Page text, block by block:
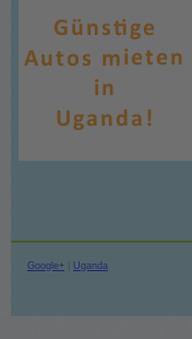
Google+ Uganda